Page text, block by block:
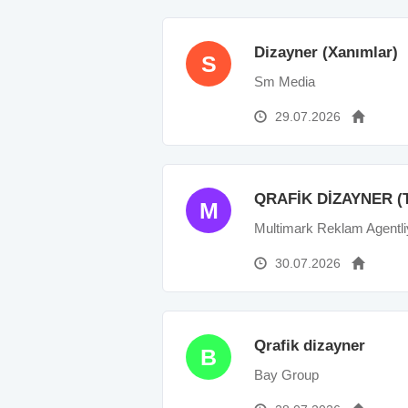
S Dizayner (Xanımlar)
Sm Media
29.07.2026
M QRAFİK DİZAYNER
Multimark Reklam
30.07.2026
B Qrafik dizayner
Bay Group